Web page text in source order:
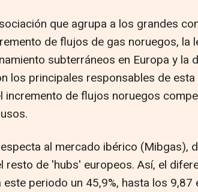
que agrupa a los grandes
de flujos de gas noruegos, la
subterráneos en Europa y la
los principales responsables de
incremento de flujos noruegos
al mercado ibérico (Mibgas),
resto de 'hubs' europeos. Así, el
este periodo un 45,9%, hasta los